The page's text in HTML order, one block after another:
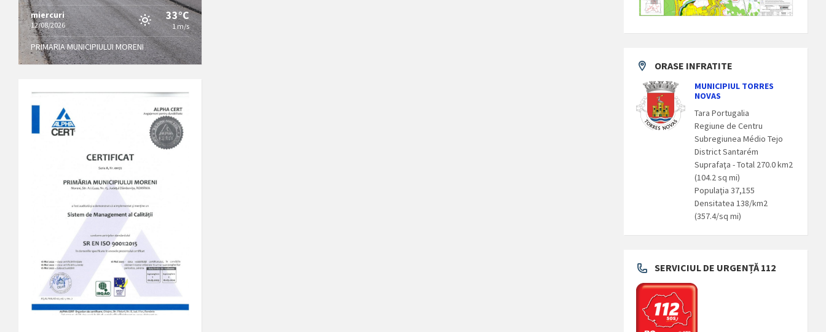
miercuri
12/08/2026
33°C
1 m/s
PRIMARIA MUNICIPIULUI MORENI
ORASE INFRATITE
MUNICIPIUL TORRES
NOVAS
Tara Portugalia
Regiune de Centru
Subregiunea Médio Tejo
District Santarém
Suprafaţa - Total 270.0 km2
(104.2 sq mi)
Populaţia 37,155
Densitatea 138/km2
(357.4/sq mi)
SERVICIUL DE URGENȚĂ 112